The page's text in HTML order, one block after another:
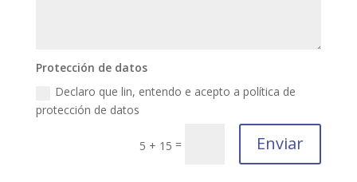
Protección de datos
Declaro que lin, entendo e acepto a política de
protección de datos
5 + 15 = Enviar